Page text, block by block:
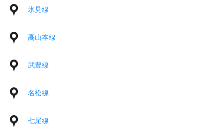
氷見線
高山本線
武豊線
名松線
七尾線